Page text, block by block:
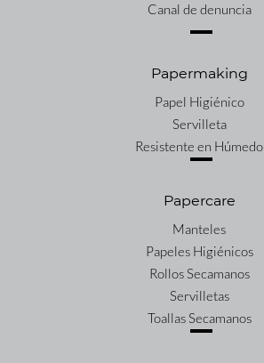
Canal de denuncia
Papermaking
Papel Higiénico
Servilleta
Resistente en Húmedo
Papercare
Manteles
Papeles Higiénicos
Rollos Secamanos
Servilletas
Toallas Secamanos